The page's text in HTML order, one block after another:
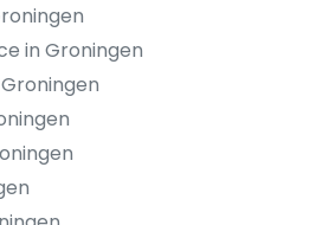
in Groningen